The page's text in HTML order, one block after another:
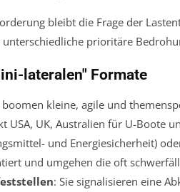
bleibt die Frage der
prioritäre
lateralen" Formate
kleine, agile und
USA, UK, Australien für U-Boote
und Energiesicherheit)
und umgehen die oft
: Sie signalisieren eine